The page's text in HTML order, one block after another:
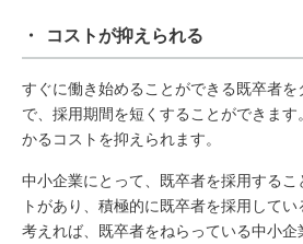
・ コストが抑えられる
すぐに働き始めることができる既卒者を
で、採用期間を短くすることができま
かるコストを抑えられます。
中小企業にとって、既卒者を採用するこ
トがあり、積極的に既卒者を採用して
考えれば、既卒者をねらっている中小企